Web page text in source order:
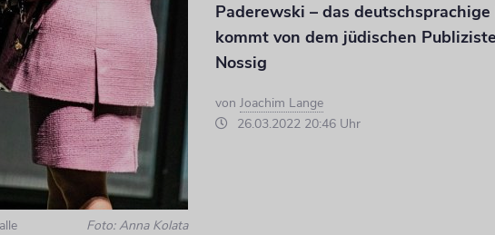
Foto: Anna Kolata
Paderewski – das
kommt von dem jüdischen
Nossig
von Joachim Lange
26.03.2022 20:46 Uhr